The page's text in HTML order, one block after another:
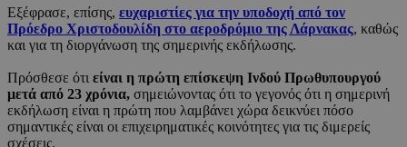
Εξέφρασε, επίσης, ευχαριστίες για την υποδοχή από τον
Πρόεδρο Χριστοδουλίδη στο αεροδρόμιο της Λάρνακας, καθώς
και για τη διοργάνωση της σημερινής εκδήλωσης.
Πρόσθεσε ότι είναι η πρώτη επίσκεψη Ινδού Πρωθυπουργού
μετά από 23 χρόνια, σημειώνοντας ότι το γεγονός ότι η σημερινή
εκδήλωση είναι η πρώτη που λαμβάνει χώρα δεικνύει πόσο
σημαντικές είναι οι επιχειρηματικές κοινότητες για τις διμερείς
σχέσεις.